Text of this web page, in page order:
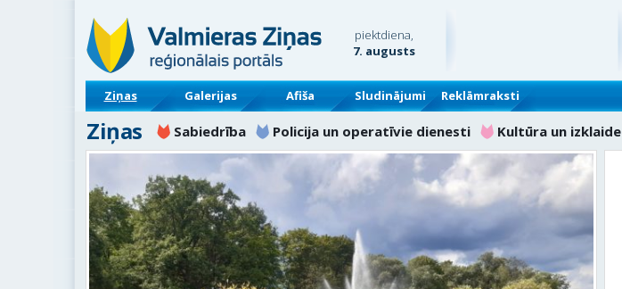
piektdiena,
7. augusts
Ziņas Galerijas Afiša Sludinājumi Reklāmraksti
Ziņas Sabiedrība Policija un operatīvie dienesti Kultūra un izklaide